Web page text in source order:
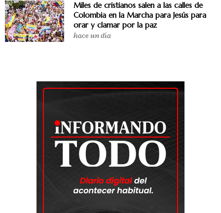
Miles de cristianos salen a las calles de
Colombia en la Marcha para Jesús para
orar y clamar por la paz
hace un día